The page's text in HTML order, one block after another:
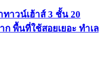
ทาวน์เฮ้าส์ 3 ชั้น 20
พื้นที่ใช้สอยเยอะ ทำเล